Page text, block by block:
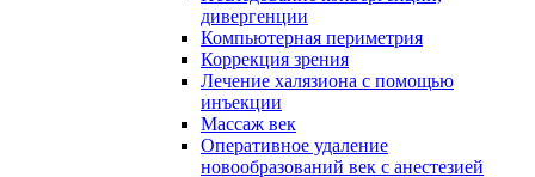
дивергенции
Компьютерная периметрия
Коррекция зрения
Лечение халязиона с помощью
инъекции
Массаж век
Оперативное удаление
новообразований век с анестезией